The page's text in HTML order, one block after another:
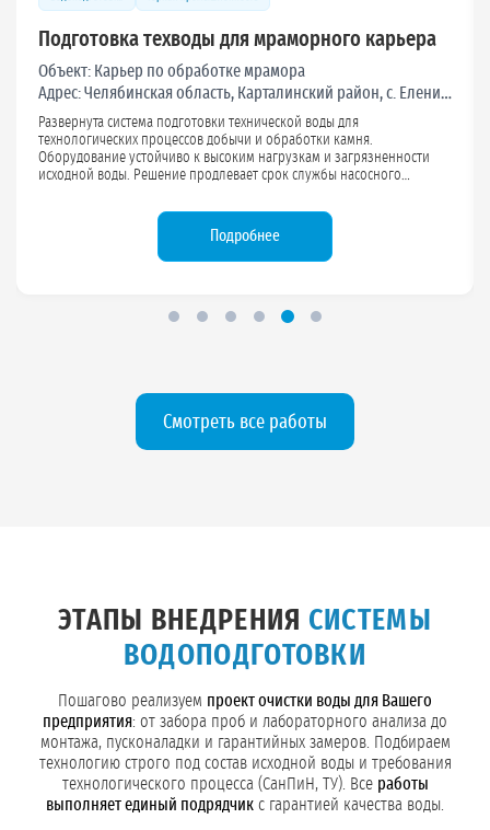
Подготовка техводы для мраморного карьера
Объект: Карьер по обработке мрамора
Адрес:Челябинская область, Карталинский район, с. Еленинка
Развернута система подготовки технической воды для
технологических процессов добычи и обработки камня.
Оборудование устойчиво к высоким нагрузкам и загрязненности
исходной воды. Решение продлевает срок службы насосного
Подробнее
Смотреть все работы
ЭТАПЫ ВНЕДРЕНИЯ СИСТЕМЫ
ВОДОПОДГОТОВКИ
Пошагово реализуем проект очистки воды для Вашего
предприятия: от забора проб и лабораторного анализа до
монтажа, пусконаладки и гарантийных замеров. Подбираем
технологию строго под состав исходной воды и требования
технологического процесса (СанПиН, ТУ). Все работы
выполняет единый подрядчик с гарантией качества воды.